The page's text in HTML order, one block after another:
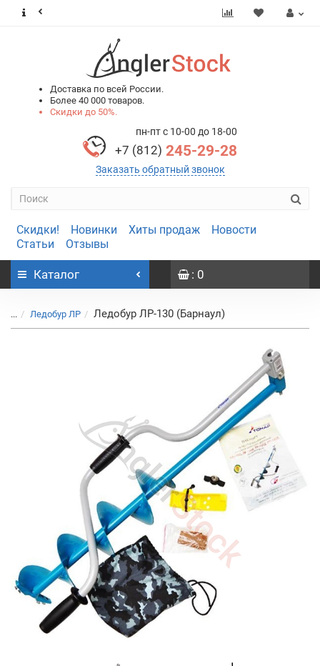
Доставка по всей России.
Более 40 000 товаров.
Скидки до 50%.
пн-пт с 10-00 до 18-00
+7 (812) 245-29-28
Заказать обратный звонок
Скидки! Новинки Хиты продаж
Новости
Статьи
Отзывы
Каталог : 0
... Ледобур ЛР Ледобур ЛР-130 (Барнаул)